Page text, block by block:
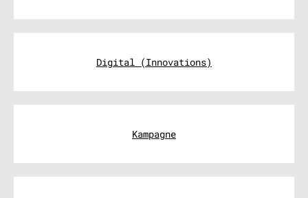
Digital (Innovations)
Kampagne